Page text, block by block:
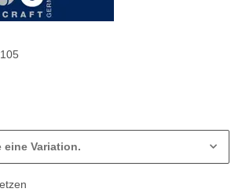
eine Variation.